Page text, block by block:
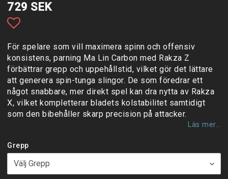
729 SEK
Lägg till i favoritlistan
För spelare som vill maximera spinn och offensiv
konsistens, parning Ma Lin Carbon med Rakza Z
förbättrar grepp och uppehållstid, vilket gör det lättare
att generera spin-tunga slingor. De som föredrar ett
något snabbare, mer direkt spel kan dra nytta av Rakza
X, vilket kompletterar bladets kolstabilitet samtidigt
som den bibehåller skarp precision på attacker.
Läs mer...
Grepp